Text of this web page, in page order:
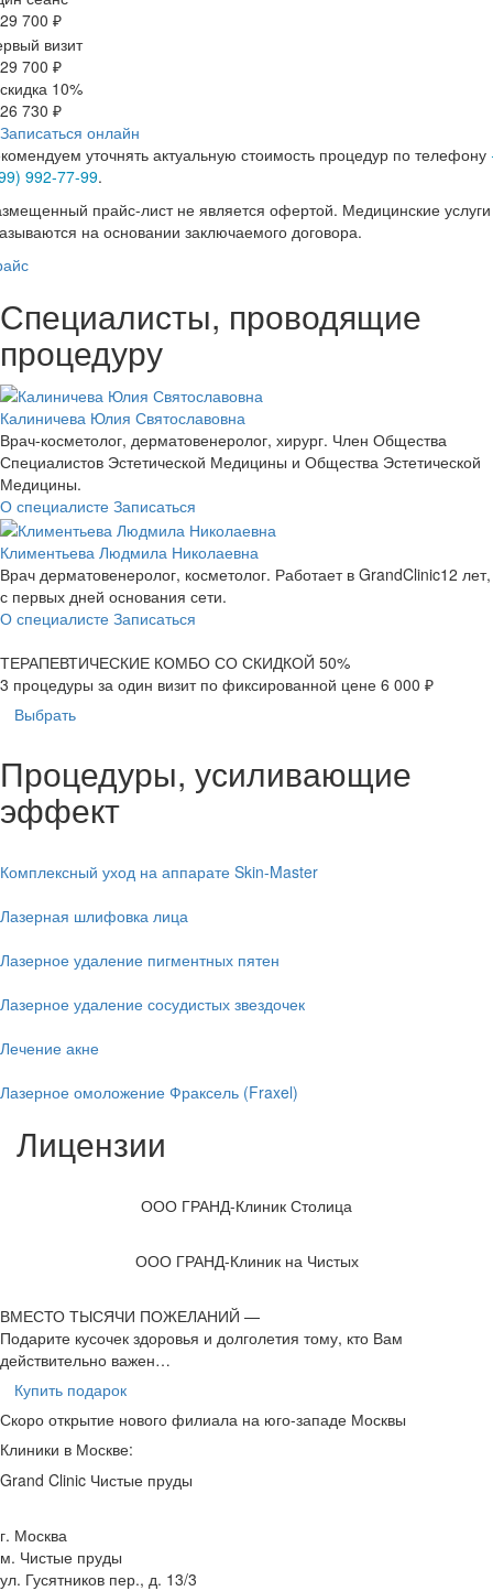
29 700 ₽
визит
29 700 ₽
скидка 10%
26 730 ₽
Записаться онлайн
уточнять актуальную стоимость процедур по телефону
992-77-99.
прайс-лист не является офертой. Медицинские услуги
на основании заключаемого договора.
Специалисты, проводящие
процедуру
Калиничева Юлия Святославовна
Врач-косметолог, дерматовенеролог, хирург. Член Общества
Специалистов Эстетической Медицины и Общества Эстетической
Медицины.
О специалисте Записаться
Климентьева Людмила Николаевна
Врач дерматовенеролог, косметолог. Работает в GrandClinic12 лет,
с первых дней основания сети.
О специалисте Записаться
ТЕРАПЕВТИЧЕСКИЕ КОМБО СО СКИДКОЙ 50%
3 процедуры за один визитпо фиксированной цене 6 000 ₽
Выбрать
Процедуры, усиливающие
эффект
Комплексный уход на аппарате Skin-Master
Лазерная шлифовка лица
Лазерное удаление пигментных пятен
Лазерное удаление сосудистых звездочек
Лечение акне
Лазерное омоложение Фраксель (Fraxel)
Лицензии
ООО ГРАНД-Клиник Столица
ООО ГРАНД-Клиник на Чистых
ВМЕСТО ТЫСЯЧИ ПОЖЕЛАНИЙ —
Подарите кусочек здоровья и долголетия тому, кто Вам
действительно важен…
Купить подарок
Скоро открытие нового филиала на юго-западе Москвы
Клиники в Москве:
Grand Clinic Чистые пруды
г. Москва
м. Чистые пруды
ул. Гусятников пер., д. 13/3